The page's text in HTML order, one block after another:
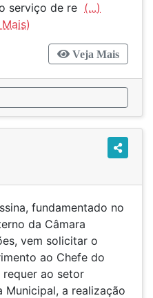
serviço de re (...)
Veja Mais
fundamentado no
da Câmara
vem solicitar o
ao Chefe do
requer ao setor
a realização